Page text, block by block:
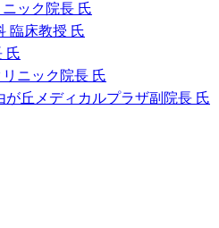
ック院長 氏
臨床教授 氏
氏
ニック院長 氏
丘メディカルプラザ副院長 氏